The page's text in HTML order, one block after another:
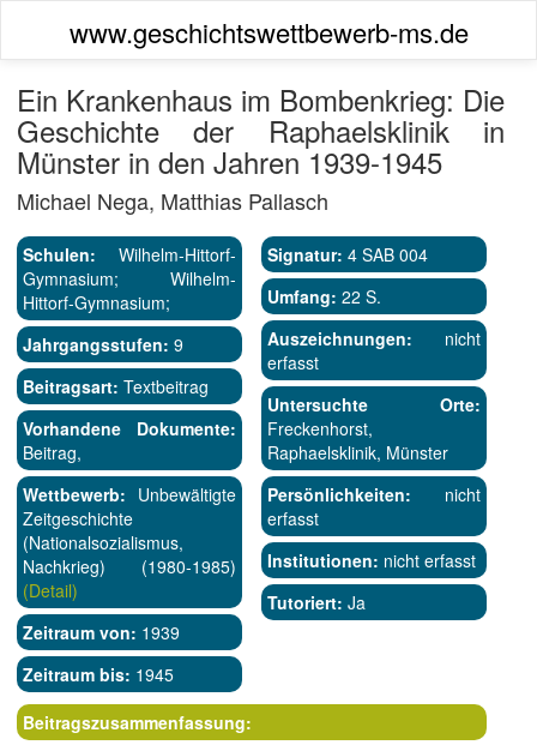
www.geschichtswettbewerb-ms.de
Ein Krankenhaus im Bombenkrieg: Die
Geschichte der Raphaelsklinik in
Münster in den Jahren 1939-1945
Michael Nega, Matthias Pallasch
Schulen: Wilhelm-Hittorf-
Gymnasium; Wilhelm-
Hittorf-Gymnasium;
Jahrgangsstufen: 9
Beitragsart: Textbeitrag
Vorhandene Dokumente:
Beitrag,
Wettbewerb: Unbewältigte
Zeitgeschichte
(Nationalsozialismus,
Nachkrieg) (1980-1985)
(Detail)
Zeitraum von: 1939
Zeitraum bis: 1945
Signatur: 4 SAB 004
Umfang: 22 S.
Auszeichnungen: nicht
erfasst
Untersuchte Orte:
Freckenhorst,
Raphaelsklinik, Münster
Persönlichkeiten: nicht
erfasst
Institutionen: nicht erfasst
Tutoriert: Ja
Beitragszusammenfassung: